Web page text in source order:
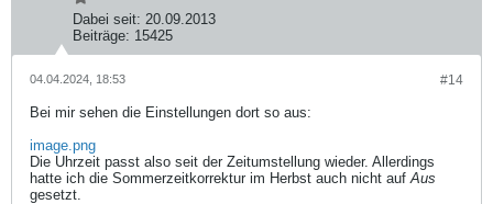
Dabei seit: 20.09.2013
Beiträge: 15425
#14
04.04.2024, 18:53
Bei mir sehen die Einstellungen dort so aus:
image.png
Die Uhrzeit passt also seit der Zeitumstellung wieder. Allerdings
hatte ich die Sommerzeitkorrektur im Herbst auch nicht aufAus
gesetzt.